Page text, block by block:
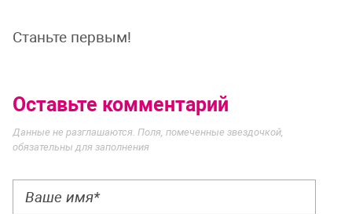
Станьте первым!
Оставьте комментарий
Данные не разглашаются. Поля, помеченные звездочкой,
обязательны для заполнения